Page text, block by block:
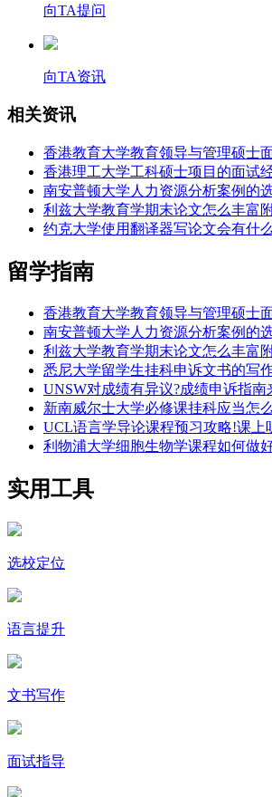
向TA提问
向TA资讯
相关资讯
香港教育大学教育领导与管理硕士
香港理工大学工科硕士项目的面试
南安普顿大学人力资源分析案例的
利兹大学教育学期末论文怎么丰富
约克大学使用翻译器写论文会有什
留学指南
香港教育大学教育领导与管理硕士
南安普顿大学人力资源分析案例的
利兹大学教育学期末论文怎么丰富
悉尼大学留学生挂科申诉文书的写
UNSW对成绩有异议?成绩申诉指南
新南威尔士大学必修课挂科应当怎
UCL语言学导论课程预习攻略!课上
利物浦大学细胞生物学课程如何做
实用工具
选校定位
语言提升
文书写作
面试指导